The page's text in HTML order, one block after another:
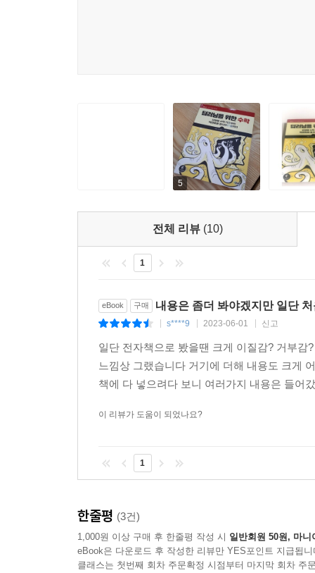
5
전체 리뷰 (10)
1
eBook 구매 내용은 좀더 봐야겠지만 일단
s****9 2023-06-01 신고
일단 전자책으로 봤을땐 크게 이질감? 거부
느낌상 그랬습니다 거기에 더해 내용도 크게
책에 다 넣으려다 보니 여러가지 내용은 들어
이 리뷰가 도움이 되었나요?
1
한줄평 (3건)
1,000원 이상 구매 후 한줄평 작성 시 일반회원 50원, 마니
eBook은 다운로드 후 작성한 리뷰만 YES포인트 지급됩니
클래스는 첫번째 회차 주문확정 시점부터 마지막 회차 주